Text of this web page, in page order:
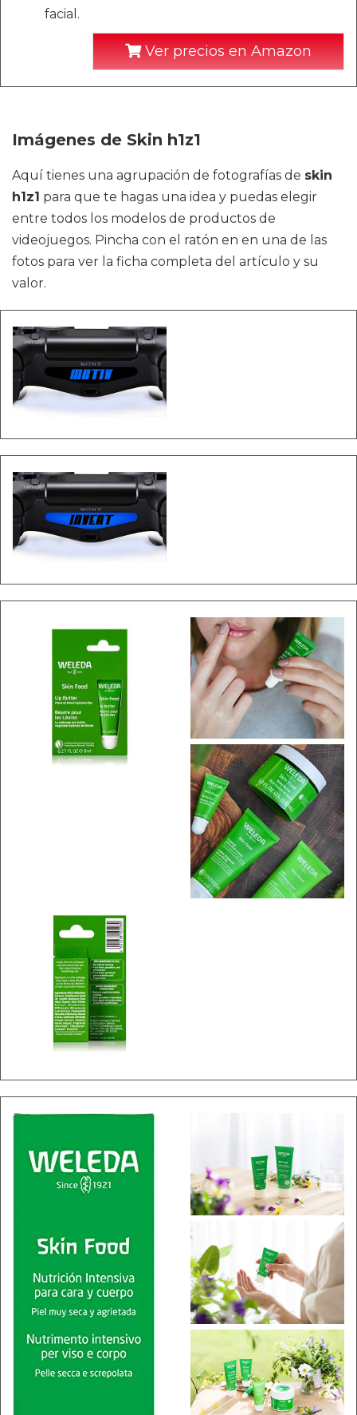
facial.
Ver precios en Amazon
Imágenes de Skin h1z1
Aquí tienes una agrupación de fotografías de skin
h1z1 para que te hagas una idea y puedas elegir
entre todos los modelos de productos de
videojuegos. Pincha con el ratón en en una de las
fotos para ver la ficha completa del artículo y su
valor.